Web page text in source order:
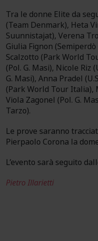
Tra le donne Elite da
(Team Denmark), Heta
Suunnistajat), Verena
Giulia Fignon
Scalzotto (Park World
(Pol. G. Masi), Nicole Riz
G. Masi), Anna Pradel
(Park World Tour Italia),
Viola Zagonel (Pol. G.
Tarzo).
Le prove saranno
Pierpaolo Corona la
L’evento sarà seguito
Pietro Illarietti